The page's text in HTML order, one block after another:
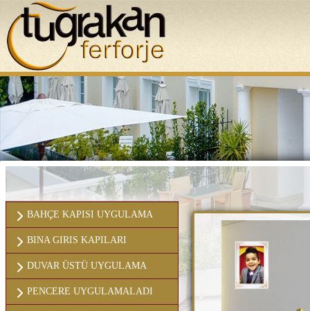
ANASAYFA KURUMSAL
BAHÇE KAPISI UYGULAMA
BINA GIRIS KAPILARI
DUVAR ÜSTÜ UYGULAMA
PENCERE UYGULAMALADI